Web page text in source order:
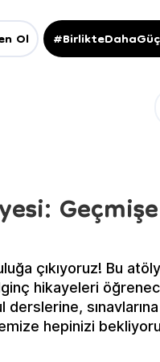
Ol
çıkıyoruz! Bu
hikayeleri
derslerine,
hepinizi